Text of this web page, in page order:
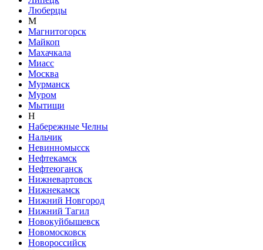
Люберцы
М
Магнитогорск
Майкоп
Махачкала
Миасс
Москва
Мурманск
Муром
Мытищи
Н
Набережные Челны
Нальчик
Невинномысск
Нефтекамск
Нефтеюганск
Нижневартовск
Нижнекамск
Нижний Новгород
Нижний Тагил
Новокуйбышевск
Новомосковск
Новороссийск